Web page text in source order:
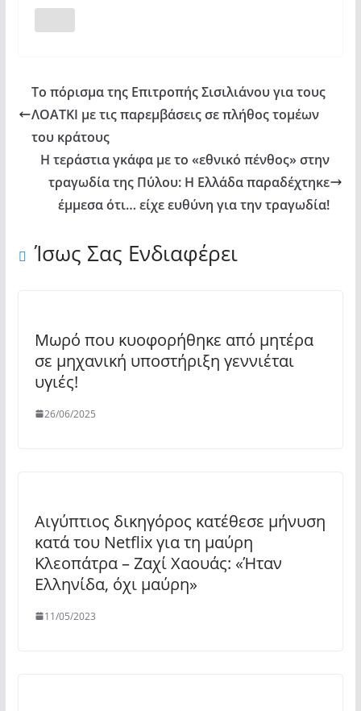
Το πόρισμα της Επιτροπής Σισιλιάνου για τους
ΛΟΑΤΚΙ με τις παρεμβάσεις σε πλήθος τομέων
του κράτους
Η τεράστια γκάφα με το «εθνικό πένθος» στην
τραγωδία της Πύλου: Η Ελλάδα παραδέχτηκε
έμμεσα ότι… είχε ευθύνη για την τραγωδία!
Ίσως Σας Ενδιαφέρει
Μωρό που κυοφορήθηκε από μητέρα
σε μηχανική υποστήριξη γεννιέται
υγιές!
26/06/2025
Αιγύπτιος δικηγόρος κατέθεσε μήνυση
κατά του Netflix για τη μαύρη
Κλεοπάτρα – Ζαχί Χαουάς: «Ήταν
Ελληνίδα, όχι μαύρη»
11/05/2023